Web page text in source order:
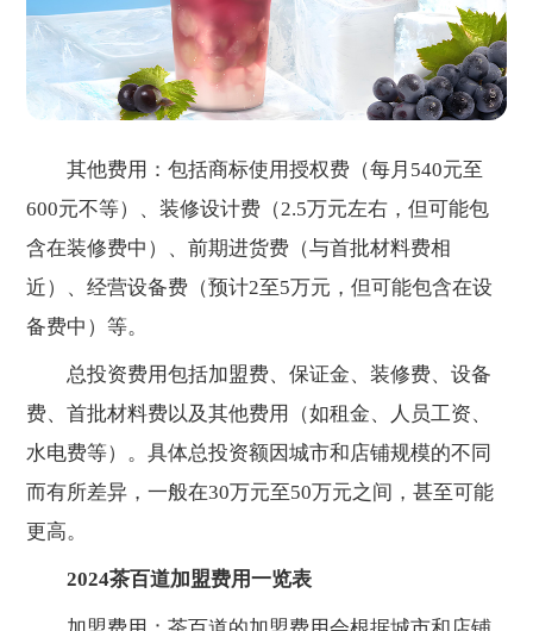
其他费用：包括商标使用授权费（每月540元至
600元不等）、装修设计费（2.5万元左右，但可能包
含在装修费中）、前期进货费（与首批材料费相
近）、经营设备费（预计2至5万元，但可能包含在设
备费中）等。
总投资费用包括加盟费、保证金、装修费、设备
费、首批材料费以及其他费用（如租金、人员工资、
水电费等）。具体总投资额因城市和店铺规模的不同
而有所差异，一般在30万元至50万元之间，甚至可能
更高。
2024茶百道加盟费用一览表